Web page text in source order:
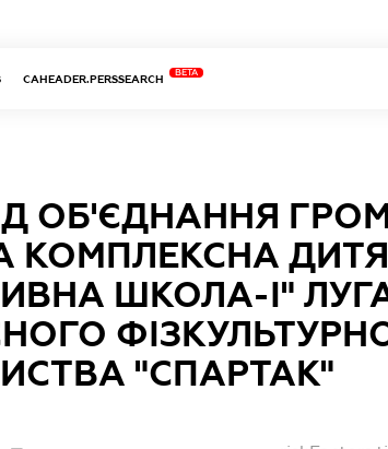
CAHEADER.PERSSEARCH
BETA
ОБ'ЄДНАННЯ
КОМПЛЕКСНА
ШКОЛА-І"
"СПАРТАК"